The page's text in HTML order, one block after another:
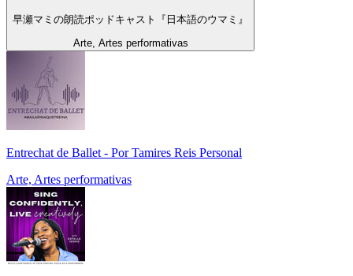
早瀬マミの朗読ポッドキャスト『日本語のウマミ』
Arte, Artes performativas
Entrechat de Ballet - Por Tamires Reis Personal
Arte, Artes performativas